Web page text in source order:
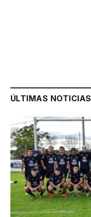
ÚLTIMAS NOTICIAS